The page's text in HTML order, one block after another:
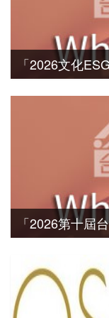
「2026文化
報名資訊
「2026第十屆
各單位踴躍報